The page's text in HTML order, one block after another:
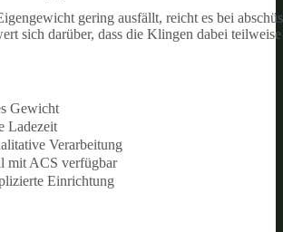
gering ausfällt, reicht es bei
sich darüber, dass die Klingen dabei
Gewicht
Ladezeit
Verarbeitung
mit ACS verfügbar
Einrichtung